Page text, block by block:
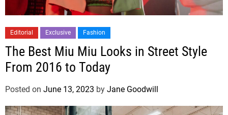
Editorial Exclusive Fashion
The Best Miu Miu Looks in Street Style
From 2016 to Today
Posted on June 13, 2023 by Jane Goodwill